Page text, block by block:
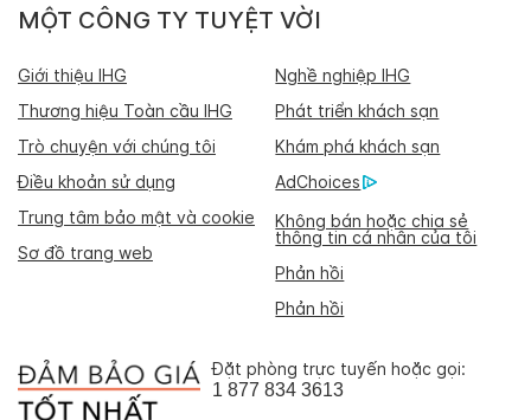
MỘT CÔNG TY TUYỆT VỜI
Giới thiệu IHG
Nghề nghiệp IHG
Thương hiệu Toàn cầu IHG
Phát triển khách sạn
Trò chuyện với chúng tôi
Khám phá khách sạn
Điều khoản sử dụng
AdChoices
Trung tâm bảo mật và cookie
Không bán hoặc chia sẻ
thông tin cá nhân của tôi
Sơ đồ trang web
Phản hồi
Phản hồi
Đặt phòng trực tuyến hoặc gọi:
1 877 834 3613